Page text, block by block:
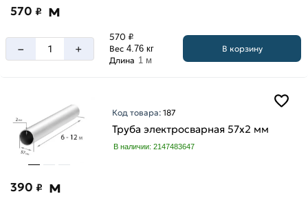
570 ₽ м
– +
570 ₽
Вес 4.76 кг
Длина 1 м
В корзину
Код товара:187
Труба электросварная 57х2 мм
В наличии: 2147483647
390 ₽ м